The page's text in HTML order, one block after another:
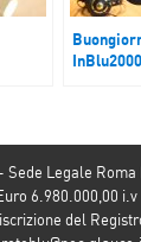
InBlu2000
Sede Legale
6.980.000,00 i.v
del